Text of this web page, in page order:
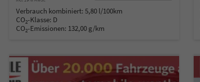
Verbrauch kombiniert: 5,80 l/100km
CO2-Klasse: D
CO2-Emissionen: 132,00 g/km